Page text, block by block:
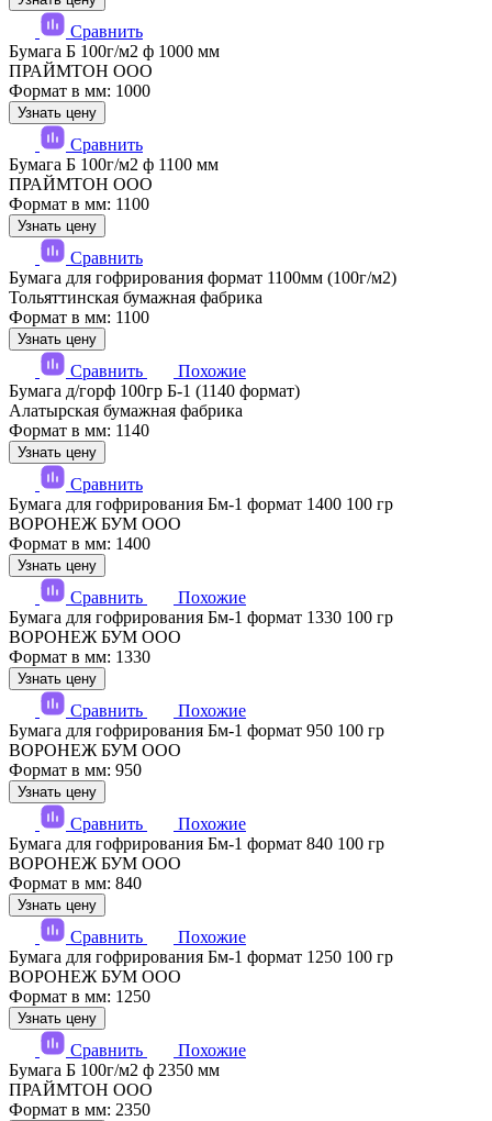
Сравнить
Бумага Б 100г/м2 ф 1000 мм
ПРАЙМТОН ООО
Формат в мм: 1000
Узнать цену
Сравнить
Бумага Б 100г/м2 ф 1100 мм
ПРАЙМТОН ООО
Формат в мм: 1100
Узнать цену
Сравнить
Бумага для гофрирования формат 1100мм (100г/м2)
Тольяттинская бумажная фабрика
Формат в мм: 1100
Узнать цену
Сравнить
Похожие
Бумага д/горф 100гр Б-1 (1140 формат)
Алатырская бумажная фабрика
Формат в мм: 1140
Узнать цену
Сравнить
Бумага для гофрирования Бм-1 формат 1400 100 гр
ВОРОНЕЖ БУМ ООО
Формат в мм: 1400
Узнать цену
Сравнить
Похожие
Бумага для гофрирования Бм-1 формат 1330 100 гр
ВОРОНЕЖ БУМ ООО
Формат в мм: 1330
Узнать цену
Сравнить
Похожие
Бумага для гофрирования Бм-1 формат 950 100 гр
ВОРОНЕЖ БУМ ООО
Формат в мм: 950
Узнать цену
Сравнить
Похожие
Бумага для гофрирования Бм-1 формат 840 100 гр
ВОРОНЕЖ БУМ ООО
Формат в мм: 840
Узнать цену
Сравнить
Похожие
Бумага для гофрирования Бм-1 формат 1250 100 гр
ВОРОНЕЖ БУМ ООО
Формат в мм: 1250
Узнать цену
Сравнить
Похожие
Бумага Б 100г/м2 ф 2350 мм
ПРАЙМТОН ООО
Формат в мм: 2350